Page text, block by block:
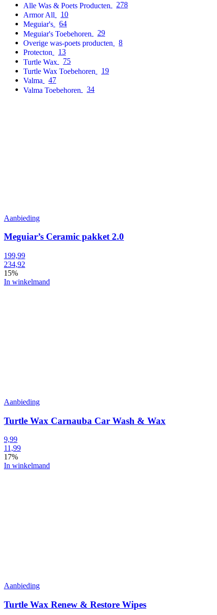
Alle Was & Poets Producten
278
Armor All
10
Meguiar's
64
Meguiar's Toebehoren
29
Overige was-poets producten
8
Protecton
13
Turtle Wax
75
Turtle Wax Toebehoren
19
Valma
47
Valma Toebehoren
34
Aanbieding
Meguiar’s Ceramic pakket 2.0
199,99
234,92
15%
In winkelmand
Aanbieding
Turtle Wax Carnauba Car Wash & Wax
9,99
11,99
17%
In winkelmand
Aanbieding
Turtle Wax Renew & Restore Wipes